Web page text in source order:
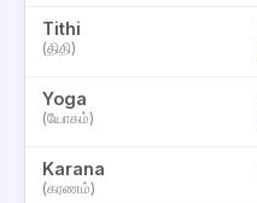
Tithi
(திதி)
Yoga
(யோகம்)
Karana
(கரணம்)